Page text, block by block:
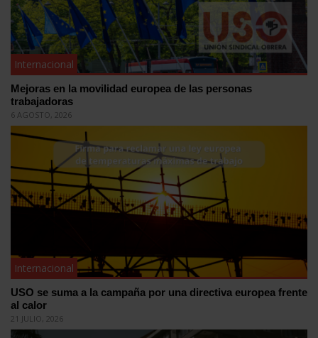
Internacional
Mejoras en la movilidad europea de las personas
trabajadoras
6 AGOSTO, 2026
Internacional
USO se suma a la campaña por una directiva europea frente
al calor
21 JULIO, 2026